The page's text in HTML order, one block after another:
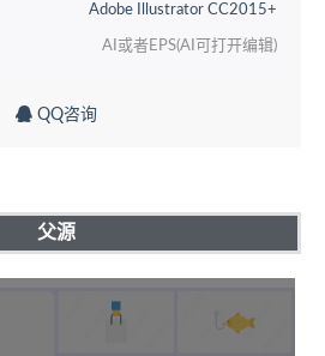
Adobe Illustrator CC2015+
AI或者EPS(AI可打开编辑)
QQ咨询
父源